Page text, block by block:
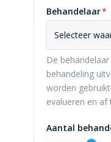
Behandelaar*
Selecteer
De
behandeling
worden
evalueren en af
Aantal